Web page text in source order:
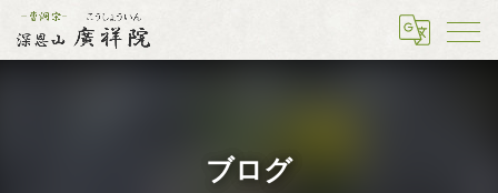
ブログ